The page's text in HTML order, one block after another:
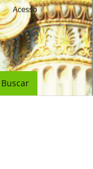
Buscar
Acesso